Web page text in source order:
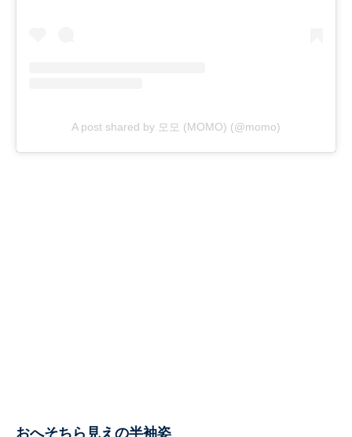
A post shared by 모모 (MOMO) (@momo)
おへそちら見えの半袖姿